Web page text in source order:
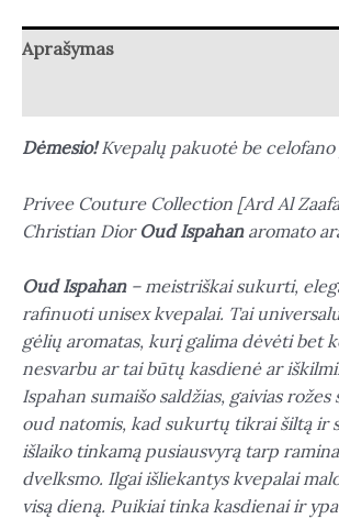
Aprašymas
Dėmesio!Kvepalų pakuotė be celofano
Privee Couture Collection [Ard Al
Christian Dior Oud Ispahan aromato
Oud Ispahan– meistriškai sukurti,
rafinuoti unisex kvepalai. Tai
gėlių aromatas, kurį galima dėvėti bet
nesvarbu ar tai būtų kasdienė ar
Ispahan sumaišo saldžias, gaivias rožes
oud natomis, kad sukurtų tikrai šiltą ir
išlaiko tinkamą pusiausvyrą tarp
dvelksmo. Ilgai išliekantys kvepalai
visą dieną. Puikiai tinka kasdienai ir